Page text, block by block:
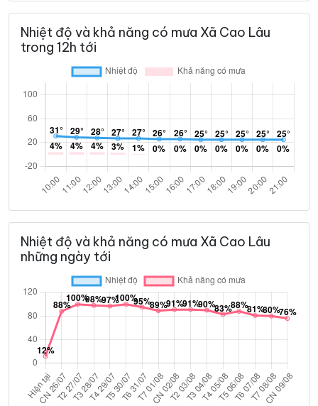
Nhiệt độ và khả năng có mưa Xã Cao Lâu
trong 12h tới
Nhiệt độ và khả năng có mưa Xã Cao Lâu
những ngày tới